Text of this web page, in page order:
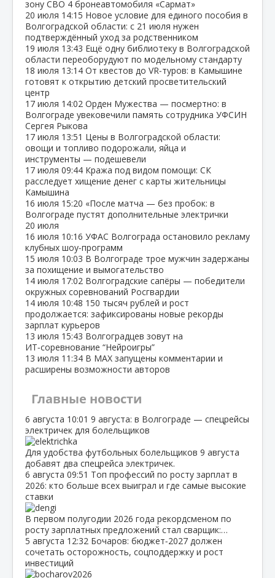
зону СВО 4 бронеавтомобиля «Сармат»
20 июля 14:15 Новое условие для единого пособия в
Волгоградской области: с 21 июля нужен
подтверждённый уход за родственником
19 июля 13:43 Ещё одну библиотеку в Волгоградской
области переоборудуют по модельному стандарту
18 июля 13:14 От квестов до VR‑туров: в Камышине
готовят к открытию детский просветительский
центр
17 июля 14:02 Орден Мужества — посмертно: в
Волгограде увековечили память сотрудника УФСИН
Сергея Рыкова
17 июля 13:51 Цены в Волгоградской области:
овощи и топливо подорожали, яйца и
инструменты — подешевели
17 июля 09:44 Кража под видом помощи: СК
расследует хищение денег с карты жительницы
Камышина
16 июля 15:20 «После матча — без пробок: в
Волгограде пустят дополнительные электрички
20 июля
16 июля 10:16 УФАС Волгограда остановило рекламу
клубных шоу‑программ
15 июля 10:03 В Волгограде трое мужчин задержаны
за похищение и вымогательство
14 июля 17:02 Волгоградские сапёры — победители
окружных соревнований Росгвардии
14 июля 10:48 150 тысяч рублей и рост
продолжается: зафиксированы новые рекорды
зарплат курьеров
13 июля 15:43 Волгоградцев зовут на
ИТ‑соревнование “Нейроигры”
13 июля 11:34 В МАХ запущены комментарии и
расширены возможности авторов
Главные новости
6 августа 10:01 9 августа: в Волгограде — спецрейсы
электричек для болельщиков
Для удобства футбольных болельщиков 9 августа
добавят два спецрейса электричек.
6 августа 09:51 Топ профессий по росту зарплат в
2026: кто больше всех выиграл и где самые высокие
ставки
В первом полугодии 2026 года рекордсменом по
росту зарплатных предложений стал сварщик:…
5 августа 12:32 Бочаров: бюджет‑2027 должен
сочетать осторожность, соцподдержку и рост
инвестиций